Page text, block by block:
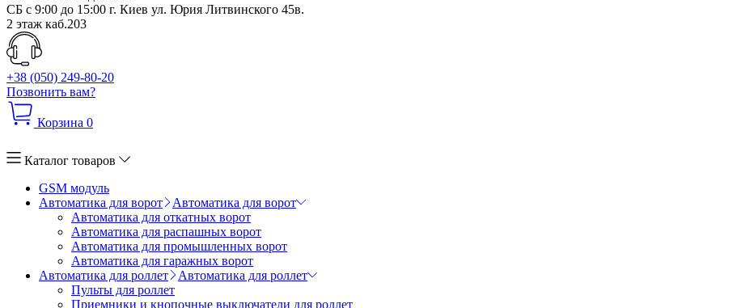
СБ с 9:00 до 15:00 г. Киев ул. Юрия Литвинского 45в.
2 этаж каб.203
+38 (050) 249-80-20
Позвонить вам?
Корзина 0
Каталог товаров
GSM модуль
Автоматика для ворот
Автоматика для ворот
Автоматика для откатных ворот
Автоматика для распашных ворот
Автоматика для промышленных ворот
Автоматика для гаражных ворот
Автоматика для роллет
Автоматика для роллет
Пульты для роллет
Приемники и кнопочные выключатели для роллет